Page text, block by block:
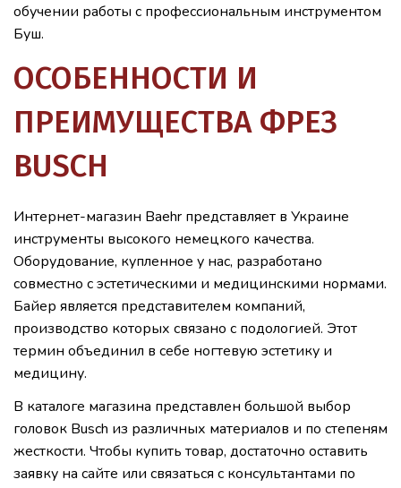
обучении работы с профессиональным инструментом
Буш.
ОСОБЕННОСТИ И
ПРЕИМУЩЕСТВА ФРЕЗ
BUSCH
Интернет-магазин Baehr представляет в Украине
инструменты высокого немецкого качества.
Оборудование, купленное у нас, разработано
совместно с эстетическими и медицинскими нормами.
Байер является представителем компаний,
производство которых связано с подологией. Этот
термин объединил в себе ногтевую эстетику и
медицину.
В каталоге магазина представлен большой выбор
головок Busch из различных материалов и по степеням
жесткости. Чтобы купить товар, достаточно оставить
заявку на сайте или связаться с консультантами по